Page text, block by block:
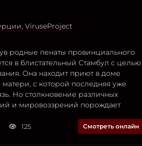
, ViruseProject
родные пенаты провинциального
в блистательный Стамбул с целью
Она находит приют в доме
с которой последняя уже
Но столкновение различных
и мировоззрений порождает
125 Смотреть онлайн